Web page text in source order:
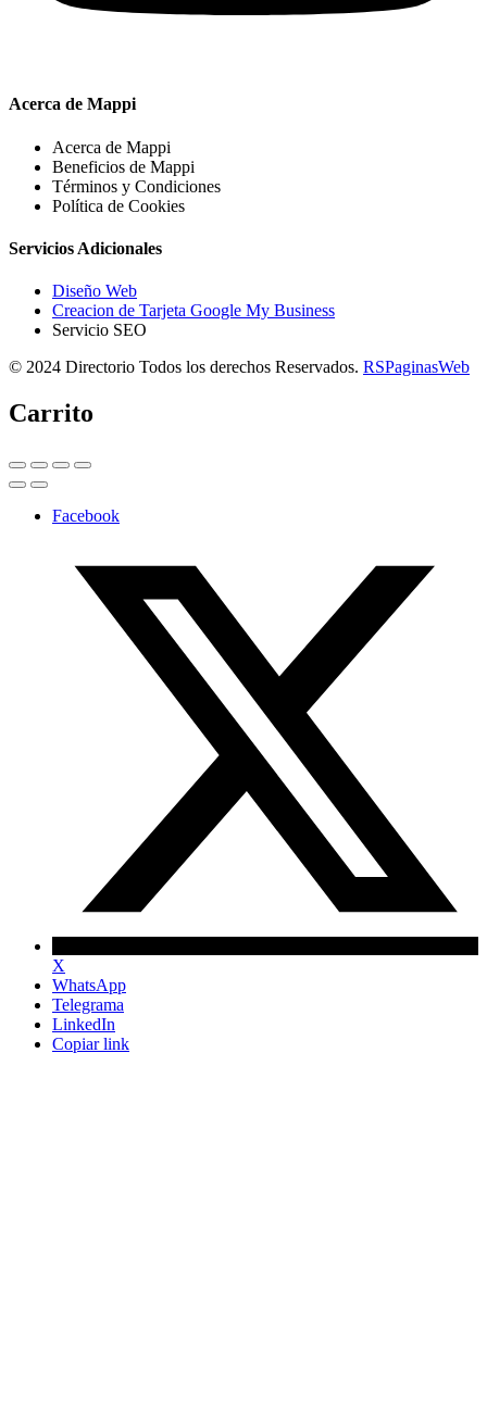
Acerca de Mappi
Acerca de Mappi
Beneficios de Mappi
Términos y Condiciones
Política de Cookies
Servicios Adicionales
Diseño Web
Creacion de Tarjeta Google My Business
Servicio SEO
© 2024 Directorio Todos los derechos Reservados. RSPaginasWeb
Carrito
Facebook
X
WhatsApp
Telegrama
LinkedIn
Copiar link